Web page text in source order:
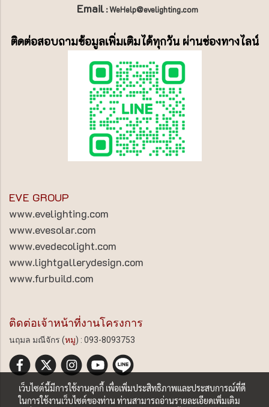
Email: WeHelp@evelighting.com
ติดต่อสอบถามข้อมูลเพิ่มเติมได้ทุกวัน ผ่านช่องทางไลน์
EVE GROUP
www.evelighting.com
www.evesolar.com
www.evedecolight.com
www.lightgallerydesign.com
www.furbuild.com
ติดต่อเจ้าหน้าที่งานโครงการ
นฤมล มณีจักร (หมู) : 093-8093753
เว็บไซต์นี้มีการใช้งานคุกกี้ เพื่อเพิ่มประสิทธิภาพและประสบการณ์ที่ดี
ในการใช้งานเว็บไซต์ของท่าน ท่านสามารถอ่านรายละเอียดเพิ่มเติม